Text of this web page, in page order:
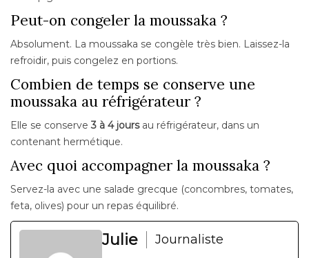
Peut-on congeler la moussaka ?
Absolument. La moussaka se congèle très bien. Laissez-la
refroidir, puis congelez en portions.
Combien de temps se conserve une
moussaka au réfrigérateur ?
Elle se conserve3 à 4 joursau réfrigérateur, dans un
contenant hermétique.
Avec quoi accompagner la moussaka ?
Servez-la avec une salade grecque (concombres, tomates,
feta, olives) pour un repas équilibré.
Julie
Journaliste